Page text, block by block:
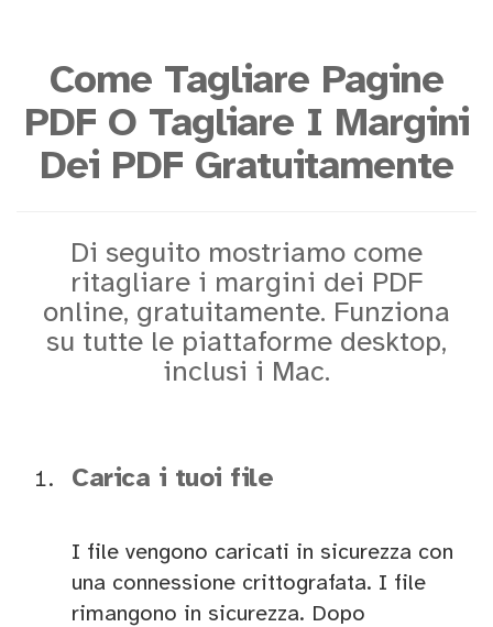
Come Tagliare Pagine
PDF O Tagliare I Margini
Dei PDF Gratuitamente
Di seguito mostriamo come
ritagliare i margini dei PDF
online, gratuitamente. Funziona
su tutte le piattaforme desktop,
inclusi i Mac.
Carica i tuoi file
I file vengono caricati in sicurezza con
una connessione crittografata. I file
rimangono in sicurezza. Dopo